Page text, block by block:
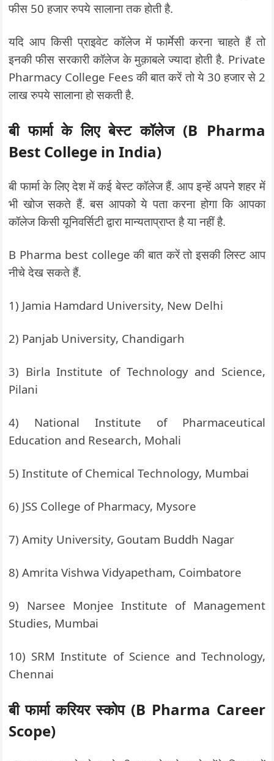
फीस 50 हजार रुपये सालाना तक होती है.
यदि आप किसी प्राइवेट कॉलेज में फार्मेसी करना चाहते हैं तो
इनकी फीस सरकारी कॉलेज के मुक़ाबले ज्यादा होती है. Private
Pharmacy College Fees की बात करें तो ये 30 हजार से 2
लाख रुपये सालाना हो सकती है.
बी फार्मा के लिए बेस्ट कॉलेज (B Pharma
Best College in India)
बी फार्मा के लिए देश में कई बेस्ट कॉलेज हैं. आप इन्हें अपने शहर में
भी खोज सकते हैं. बस आपको ये पता करना होगा कि आपका
कॉलेज किसी यूनिवर्सिटी द्वारा मान्यताप्राप्त है या नहीं है.
B Pharma best college की बात करें तो इसकी लिस्ट आप
नीचे देख सकते हैं.
1) Jamia Hamdard University, New Delhi
2) Panjab University, Chandigarh
3) Birla Institute of Technology and Science,
Pilani
4) National Institute of Pharmaceutical
Education and Research, Mohali
5) Institute of Chemical Technology, Mumbai
6) JSS College of Pharmacy, Mysore
7) Amity University, Goutam Buddh Nagar
8) Amrita Vishwa Vidyapetham, Coimbatore
9) Narsee Monjee Institute of Management
Studies, Mumbai
10) SRM Institute of Science and Technology,
Chennai
बी फार्मा करियर स्कोप (B Pharma Career
Scope)